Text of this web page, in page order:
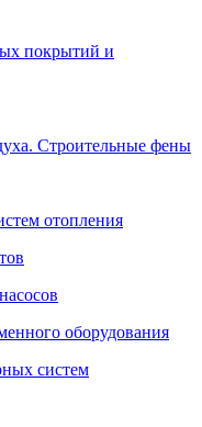
покрытий и
Строительные фены
отопления
оборудования
систем